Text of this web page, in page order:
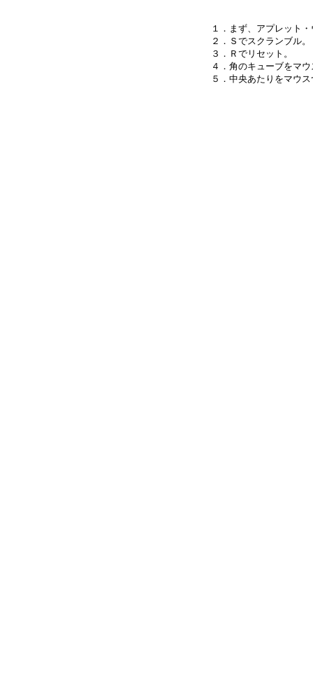
１．まず、アプレット
２．Ｓでスクランブル。
３．Ｒでリセット。
４．角のキューブをマ